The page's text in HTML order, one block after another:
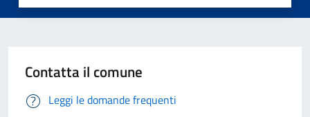
Contatta il comune
Leggi le domande frequenti